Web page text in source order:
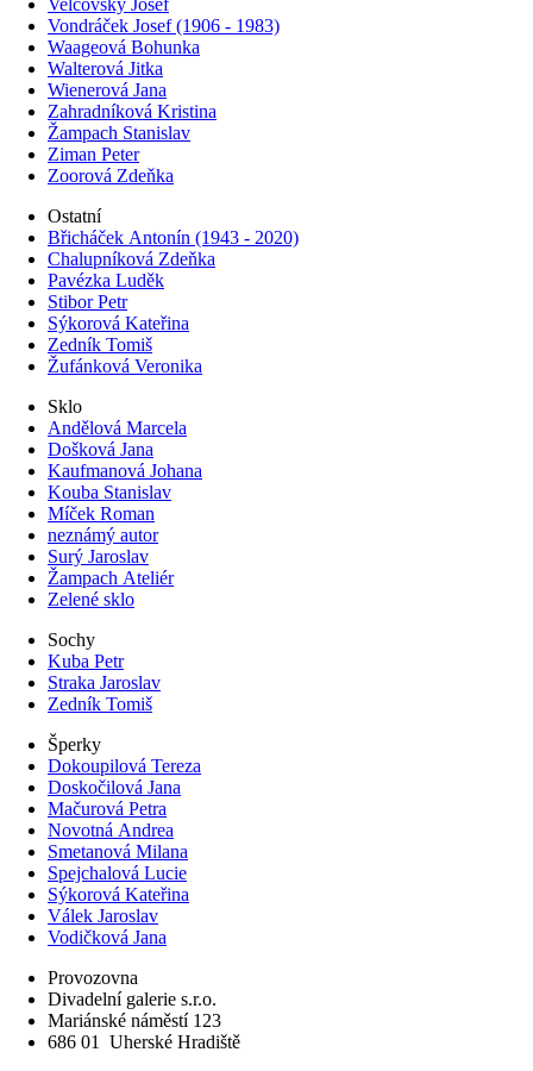
Velčovský Josef
Vondráček Josef (1906 - 1983)
Waageová Bohunka
Walterová Jitka
Wienerová Jana
Zahradníková Kristina
Žampach Stanislav
Ziman Peter
Zoorová Zdeňka
Ostatní
Břicháček Antonín (1943 - 2020)
Chalupníková Zdeňka
Pavézka Luděk
Stibor Petr
Sýkorová Kateřina
Zedník Tomiš
Žufánková Veronika
Sklo
Andělová Marcela
Došková Jana
Kaufmanová Johana
Kouba Stanislav
Míček Roman
neznámý autor
Surý Jaroslav
Žampach Ateliér
Zelené sklo
Sochy
Kuba Petr
Straka Jaroslav
Zedník Tomiš
Šperky
Dokoupilová Tereza
Doskočilová Jana
Mačurová Petra
Novotná Andrea
Smetanová Milana
Spejchalová Lucie
Sýkorová Kateřina
Válek Jaroslav
Vodičková Jana
Provozovna
Divadelní galerie s.r.o.
Mariánské náměstí 123
686 01
Uherské Hradiště